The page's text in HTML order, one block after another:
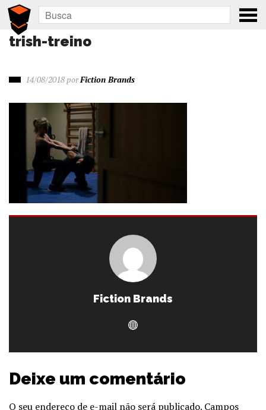
trish-treino
14/08/2018porFiction Brands
Fiction Brands
Deixe um comentário
O seu endereço de e-mail não será publicado. Campos